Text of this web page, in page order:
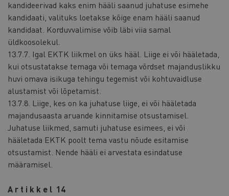
kandideerivad kaks enim hääli saanud juhatuse esimehe
kandidaati, valituks loetakse kõige enam hääli saanud
kandidaat. Korduvvalimise võib läbi viia samal
üldkoosolekul.
13.7.7. Igal EKTK liikmel on üks hääl. Liige ei või hääletada,
kui otsustatakse temaga või temaga võrdset majanduslikku
huvi omava isikuga tehingu tegemist või kohtuvaidluse
alustamist või lõpetamist.
13.7.8. Liige, kes on ka juhatuse liige, ei või hääletada
majandusaasta aruande kinnitamise otsustamisel.
Juhatuse liikmed, samuti juhatuse esimees, ei või
hääletada EKTK poolt tema vastu nõude esitamise
otsustamist. Nende hääli ei arvestata esindatuse
määramisel.
A r t i k k e l 14